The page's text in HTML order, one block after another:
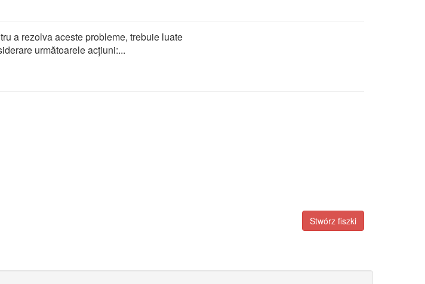
a rezolva aceste probleme, trebuie luate
următoarele acțiuni:...
Stwórz fiszki